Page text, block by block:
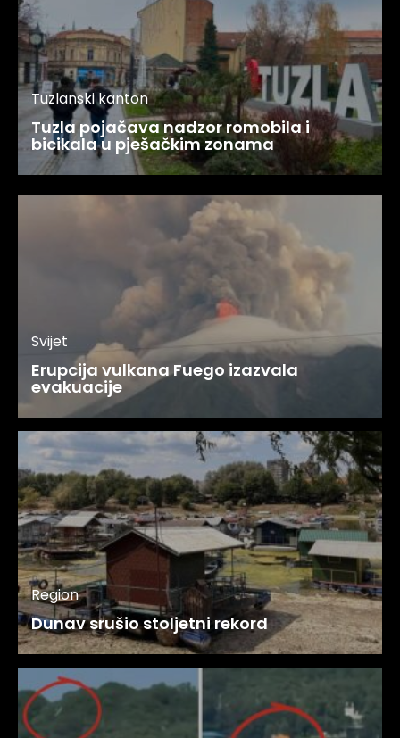
Tuzlanski kanton
Tuzla pojačava nadzor romobila i
bicikala u pješačkim zonama
Svijet
Erupcija vulkana Fuego izazvala
evakuacije
Region
Dunav srušio stoljetni rekord